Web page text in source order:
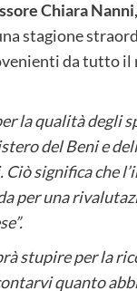
Chiara
stagione
da tutto il
la qualità degli
del Beni e
significa che
per una
stupire per la
quanto